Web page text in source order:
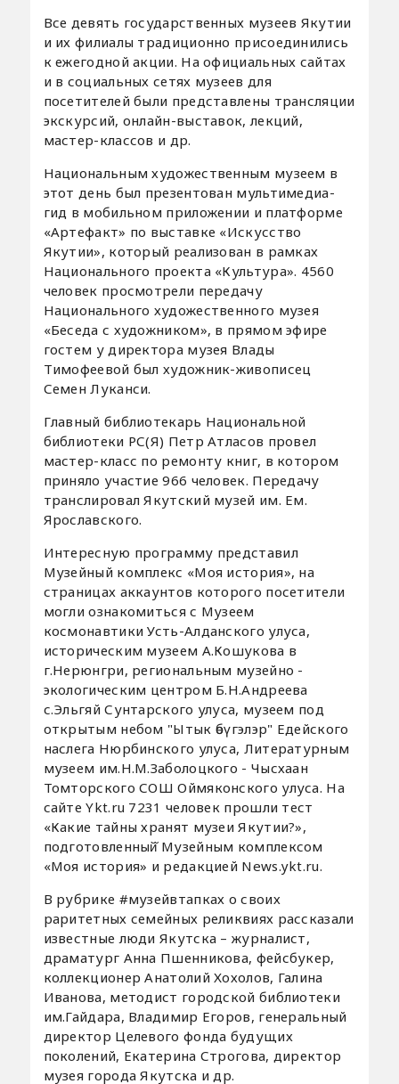
Все девять государственных музеев Якутии
и их филиалы традиционно присоединились
к ежегодной акции. На официальных сайтах
и в социальных сетях музеев для
посетителей были представлены трансляции
экскурсий, онлайн-выставок, лекций,
мастер-классов и др.
Национальным художественным музеем в
этот день был презентован мультимедиа-
гид в мобильном приложении и платформе
«Артефакт» по выставке «Искусство
Якутии», который реализован в рамках
Национального проекта «Культура». 4560
человек просмотрели передачу
Национального художественного музея
«Беседа с художником», в прямом эфире
гостем у директора музея Влады
Тимофеевой был художник-живописец
Семен Луканси.
Главный библиотекарь Национальной
библиотеки РС(Я) Петр Атласов провел
мастер-класс по ремонту книг, в котором
приняло участие 966 человек. Передачу
транслировал Якутский музей им. Ем.
Ярославского.
Интересную программу представил
Музейный комплекс «Моя история», на
страницах аккаунтов которого посетители
могли ознакомиться с Музеем
космонавтики Усть-Алданского улуса,
историческим музеем А.Кошукова в
г.Нерюнгри, региональным музейно -
экологическим центром Б.Н.Андреева
с.Эльгяй Сунтарского улуса, музеем под
открытым небом "Ытык өбүгэлэр" Едейского
наслега Нюрбинского улуса, Литературным
музеем им.Н.М.Заболоцкого - Чысхаан
Томторского СОШ Оймяконского улуса. На
сайте Ykt.ru 7231 человек прошли тест
«Какие тайны хранят музеи Якутии?»,
подготовленный̆ Музейным комплексом
«Моя история» и редакцией News.ykt.ru.
В рубрике #музейвтапках о своих
раритетных семейных реликвиях рассказали
известные люди Якутска – журналист,
драматург Анна Пшенникова, фейсбукер,
коллекционер Анатолий Хохолов, Галина
Иванова, методист городской библиотеки
им.Гайдара, Владимир Егоров, генеральный
директор Целевого фонда будущих
поколений, Екатерина Строгова, директор
музея города Якутска и др.